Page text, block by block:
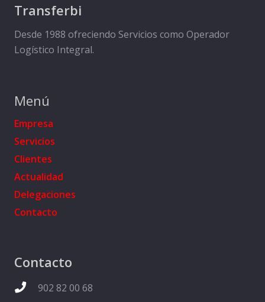
Transferbi
Desde 1988 ofreciendo Servicios como Operador
Logístico Integral.
Menú
Empresa
Servicios
Clientes
Actualidad
Delegaciones
Contacto
Contacto
902 82 00 68